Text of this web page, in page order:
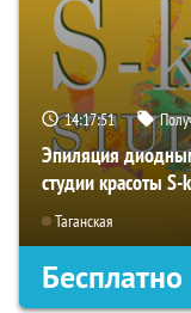
14:17:50
Эпиляция
студии красоты S-
Таганская
Бесплатно